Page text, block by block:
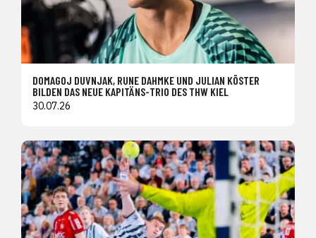
DOMAGOJ DUVNJAK, RUNE DAHMKE UND JULIAN KÖSTER
BILDEN DAS NEUE KAPITÄNS-TRIO DES THW KIEL
30.07.26